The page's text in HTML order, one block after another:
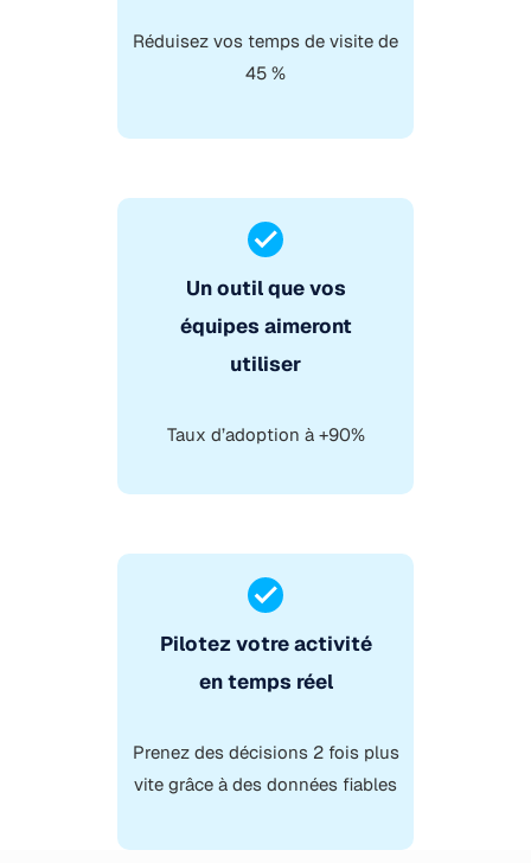
Réduisez vos temps de visite de
45 %
Un outil que vos
équipes aimeront
utiliser
Taux d’adoption à +90%
Pilotez votre activité
en temps réel
Prenez des décisions 2 fois plus
vite grâce à des données fiables